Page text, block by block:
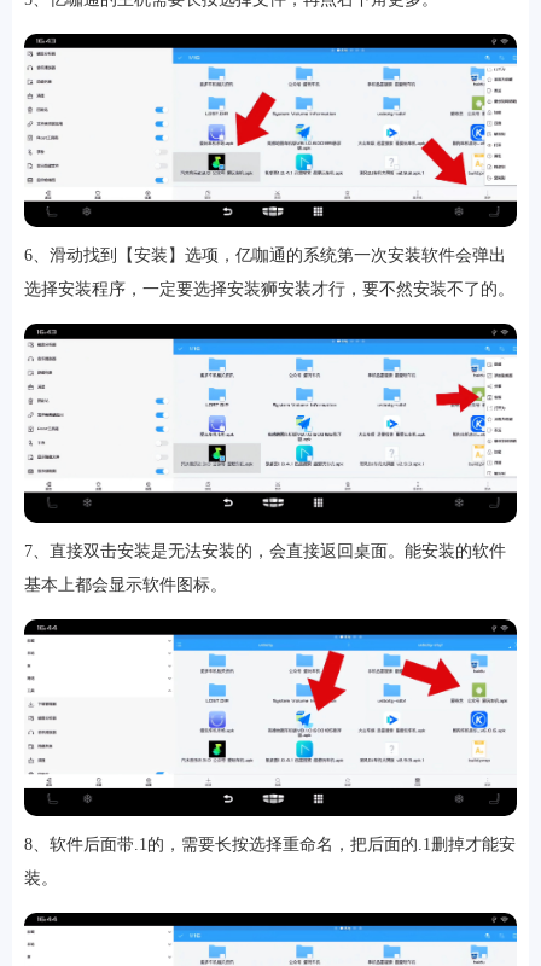
6、滑动找到【安装】选项，亿咖通的系统第一次安装软件会弹出
选择安装程序，一定要选择安装狮安装才行，要不然安装不了的。
7、直接双击安装是无法安装的，会直接返回桌面。能安装的软件
基本上都会显示软件图标。
8、软件后面带.1的，需要长按选择重命名，把后面的.1删掉才能安
装。